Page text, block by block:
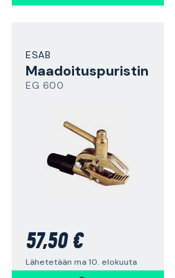
ESAB
Maadoituspuristin
EG 600
57,50 €
Lähetetään ma 10. elokuuta